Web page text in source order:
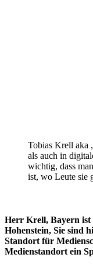
Tobias Krell aka
als auch in
wichtig, dass
ist, wo Leute sie
Herr Krell, Bayern
Hohenstein, Sie sind
Standort für
Medienstandort ein